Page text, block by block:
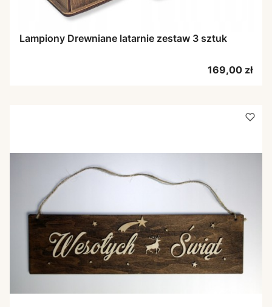
Lampiony Drewniane latarnie zestaw 3 sztuk
Cena
169,00 zł